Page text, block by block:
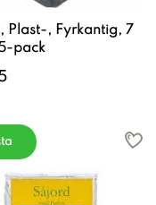
Plast-, Fyrkantig, 7
pack